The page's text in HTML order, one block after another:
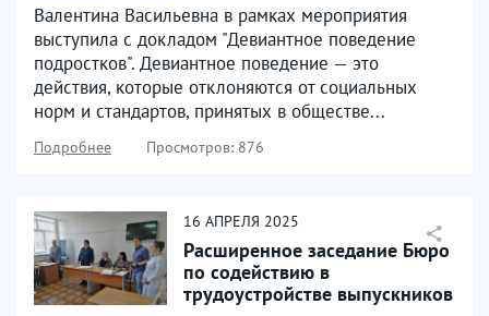
межведомственного
семинара...
Валентина Васильевна в рамках мероприятия
выступила с докладом "Девиантное поведение
подростков". Девиантное поведение — это
действия, которые отклоняются от социальных
норм и стандартов, принятых в обществе...
Подробнее Просмотров: 876
16 АПРЕЛЯ 2025
Расширенное заседание Бюро
по содействию в
трудоустройстве выпускников